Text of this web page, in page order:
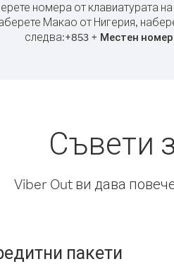
номера от клавиатурата
Макао от Нигерия,
следва:+853+ Местен номер
Съвети
Viber Out ви дава
пакети